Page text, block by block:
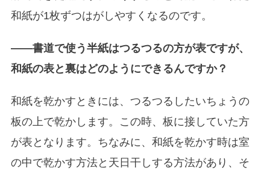
和紙が1枚ずつはがしやすくなるのです。
――書道で使う半紙はつるつるの方が表ですが、
和紙の表と裏はどのようにできるんですか？
和紙を乾かすときには、つるつるしたいちょうの
板の上で乾かします。この時、板に接していた方
が表となります。ちなみに、和紙を乾かす時は室
の中で乾かす方法と天日干しする方法があり、そ